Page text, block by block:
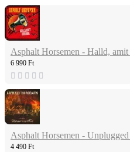
Asphalt Horsemen - Halld,
6 990 Ft
Asphalt Horsemen -
4 490 Ft